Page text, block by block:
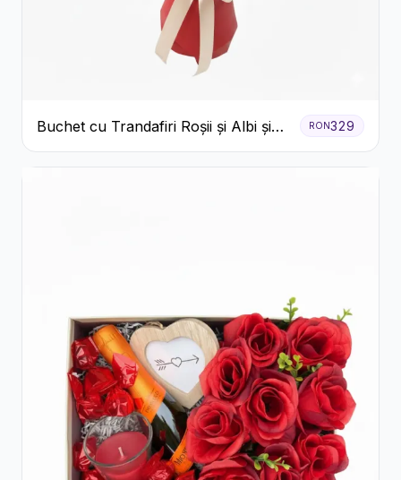
Buchet cu Trandafiri Roșii și Albi și
Gypsophila
RON329